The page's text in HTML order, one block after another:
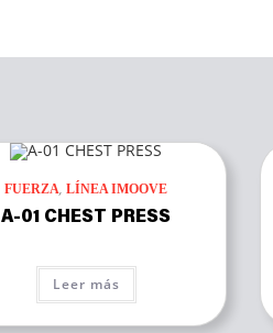
FUERZA,LÍNEA IMOOVE
A-01 CHEST PRESS
Leer más